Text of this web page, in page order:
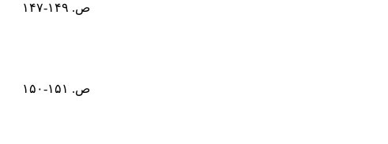
ص. ۱۴۹-۱۴۷
ص. ۱۵۱-۱۵۰